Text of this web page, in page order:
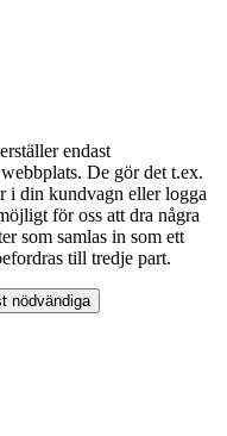
endast
De gör det t.ex.
i din kundvagn eller logga
för oss att dra några
som samlas in som ett
till tredje part.
nödvändiga